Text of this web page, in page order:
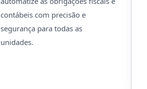
contábeis com precisão e
segurança para todas as
unidades.